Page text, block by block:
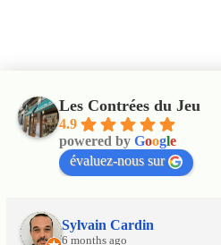
Les Contrées du Jeu
4.9
powered by Google
évaluez-nous sur
Sylvain Cardin
6 months ago